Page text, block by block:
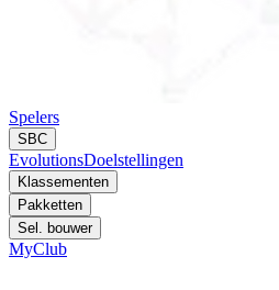
Spelers
SBC
EvolutionsDoelstellingen
Klassementen
Pakketten
Sel. bouwer
MyClub